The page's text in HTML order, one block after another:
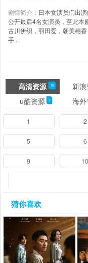
剧情简介： 日本女演员们出
公开最后4名女演员，至此本
古川伊织，羽田爱，朝美穗
手...
高清资源 10 新
u酷资源 2 海
1 2
5 6
9 10
猜你喜欢